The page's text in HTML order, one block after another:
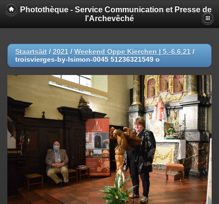
Photothèque - Service Communication et Presse de
l'Archevêché
Staartsäit / 2021 / Weekend Oppe Kierchen | 5.-6.6.21 /
troisvierges-by-lsimon-0045 51236321549 o